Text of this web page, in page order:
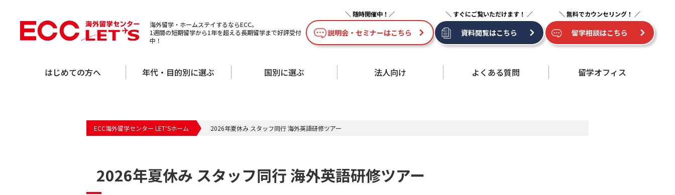
海外留学・ホームステイするならECC。
1週間の短期留学から1年を超える長期留学まで好評受付
中！
説明会・セミナーはこちら 資料閲覧はこちら 留学相談はこちら
はじめての方へ 年代・目的別に選ぶ 国別に選ぶ 法人向け よくある質問 留学オフィス
ECC海外留学センター LET‘Sホーム 2026年夏休み スタッフ同行 海外英語研修ツアー
2026年夏休み スタッフ同行 海外英語研修ツアー